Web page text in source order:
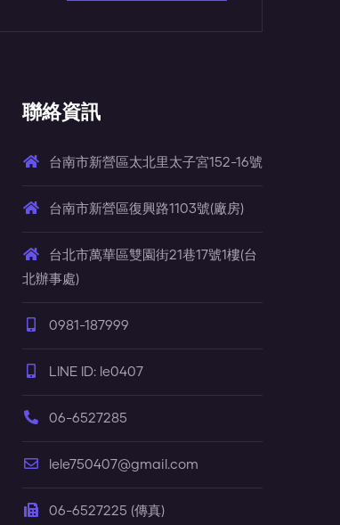
聯絡資訊
台南市新營區太北里太子宮152-16號
台南市新營區復興路1103號(廠房)
台北市萬華區雙園街21巷17號1樓(台
北辦事處)
0981-187999
LINE ID: le0407
06-6527285
lele750407@gmail.com
06-6527225 (傳真)